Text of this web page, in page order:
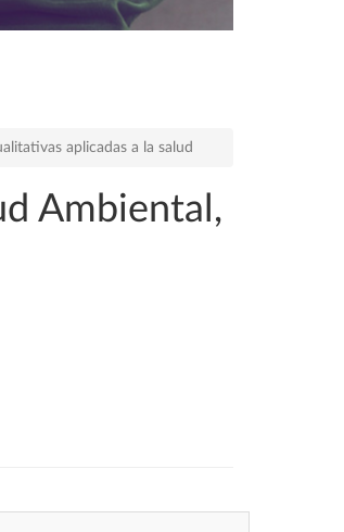
aplicadas a la salud
Ambiental,